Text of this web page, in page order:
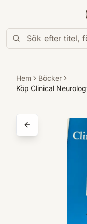
Hem
Böcker
Köp Clinical